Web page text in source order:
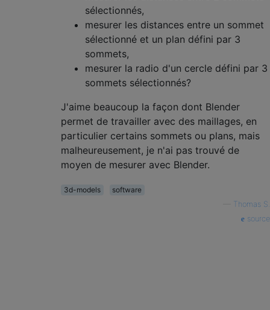
sélectionnés,
mesurer les distances entre un sommet
sélectionné et un plan défini par 3
sommets,
mesurer la radio d'un cercle défini par 3
sommets sélectionnés?
J'aime beaucoup la façon dont Blender
permet de travailler avec des maillages, en
particulier certains sommets ou plans, mais
malheureusement, je n'ai pas trouvé de
moyen de mesurer avec Blender.
3d-models
software
Thomas S.
source